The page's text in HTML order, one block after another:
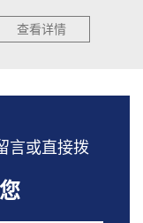
查看详情
言或直接拨